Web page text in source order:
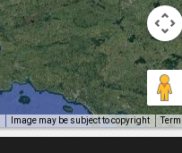
Image may be subject to copyright